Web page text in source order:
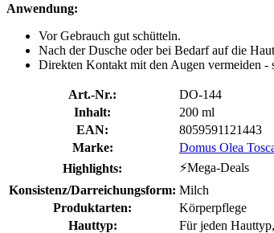
Anwendung:
Vor Gebrauch gut schütteln.
Nach der Dusche oder bei Bedarf auf die
Direkten Kontakt mit den Augen vermeiden -
Art.-Nr.:
DO-144
Inhalt:
200 ml
EAN:
8059591121443
Marke:
Domus Olea
Highlights:
⚡Mega-Deals
Konsistenz/Darreichungsform: Milch
Produktarten:
Körperpflege
Hauttyp:
Für jeden